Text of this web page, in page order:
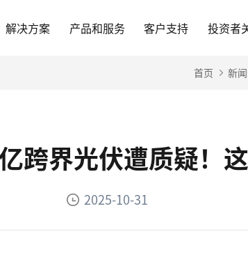
解决方案 产品和服务 客户支持 投资者
首页 新
跨界光伏遭质疑！
2025-10-31